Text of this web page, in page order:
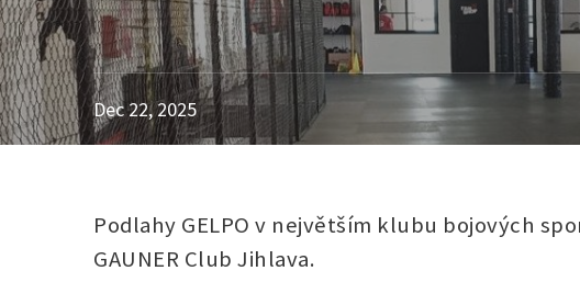
Dec 22, 2025
Podlahy GELPO v největším klubu bojových
GAUNER Club Jihlava.